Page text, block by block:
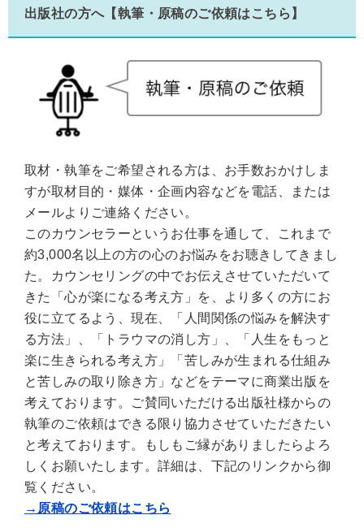
出版社の方へ【執筆・原稿のご依頼はこちら】
取材・執筆をご希望される方は、お手数おかけしま
すが取材目的・媒体・企画内容などを電話、または
メールよりご連絡ください。
このカウンセラーというお仕事を通して、これまで
約3,000名以上の方の心のお悩みをお聴きしてきまし
た。カウンセリングの中でお伝えさせていただいて
きた「心が楽になる考え方」を、より多くの方にお
役に立てるよう、現在、「人間関係の悩みを解決す
る方法」、「トラウマの消し方」、「人生をもっと
楽に生きられる考え方」「苦しみが生まれる仕組み
と苦しみの取り除き方」などをテーマに商業出版を
考えております。ご賛同いただける出版社様からの
執筆のご依頼はできる限り協力させていただきたい
と考えております。もしもご縁がありましたらよろ
しくお願いたします。詳細は、下記のリンクから御
覧ください。
→原稿のご依頼はこちら